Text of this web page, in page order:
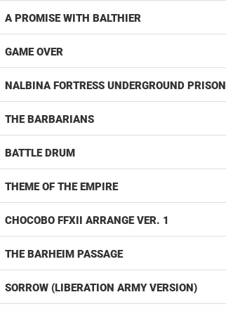
A PROMISE WITH BALTHIER
GAME OVER
NALBINA FORTRESS UNDERGROUND PRISON
THE BARBARIANS
BATTLE DRUM
THEME OF THE EMPIRE
CHOCOBO FFXII ARRANGE VER. 1
THE BARHEIM PASSAGE
SORROW (LIBERATION ARMY VERSION)